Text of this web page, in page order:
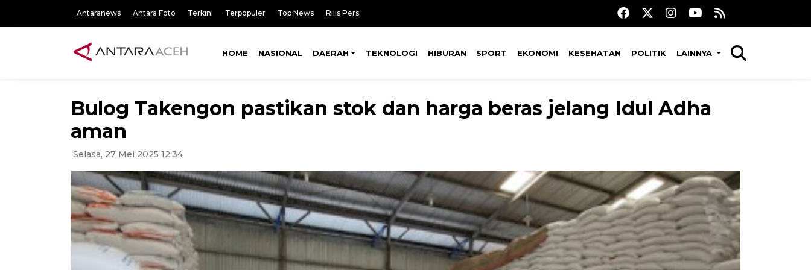
Antaranews Antara Foto Terkini Terpopuler Top News Rilis Pers
HOME NASIONAL DAERAH TEKNOLOGI HIBURAN SPORT EKONOMI KESEHATAN POLITIK LAINNYA
Bulog Takengon pastikan stok dan harga beras jelang Idul Adha
aman
Selasa, 27 Mei 2025 12:34